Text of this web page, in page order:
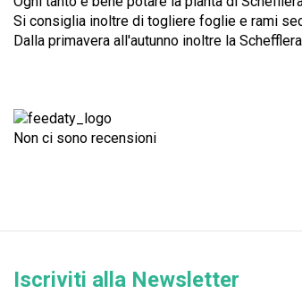
Si consiglia inoltre di togliere foglie e rami
Dalla primavera all'autunno inoltre la
Non ci sono recensioni
Iscriviti alla Newsletter